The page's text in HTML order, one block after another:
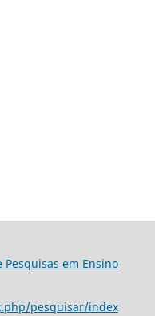
Pesquisas em Ensino
pesquisar/index